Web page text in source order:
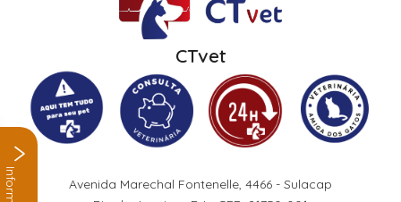
CTvet
Avenida Marechal Fontenelle, 4466 - Sulacap